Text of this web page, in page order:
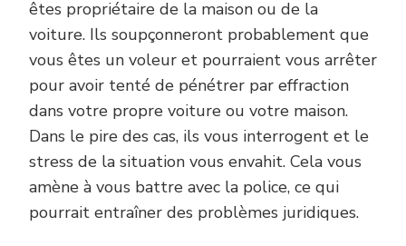
êtes propriétaire de la maison ou de la
voiture. Ils soupçonneront probablement que
vous êtes un voleur et pourraient vous arrêter
pour avoir tenté de pénétrer par effraction
dans votre propre voiture ou votre maison.
Dans le pire des cas, ils vous interrogent et le
stress de la situation vous envahit. Cela vous
amène à vous battre avec la police, ce qui
pourrait entraîner des problèmes juridiques.